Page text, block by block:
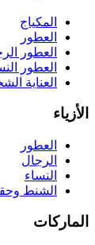
المكياج
العطور
العطور
العطور
العناية
الأزياء
العطور
الرجال
النساء
الشنط
الماركات